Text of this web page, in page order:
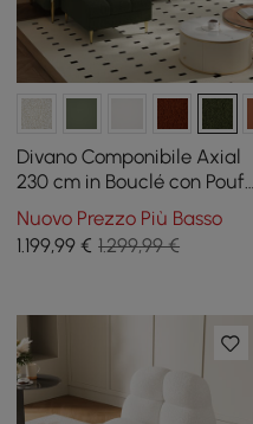
Divano Componibile Axial
230 cm in Bouclé con Pouf
e Gambe Dorate
Nuovo Prezzo Più Basso
1.199,99 € 1.299,99 €